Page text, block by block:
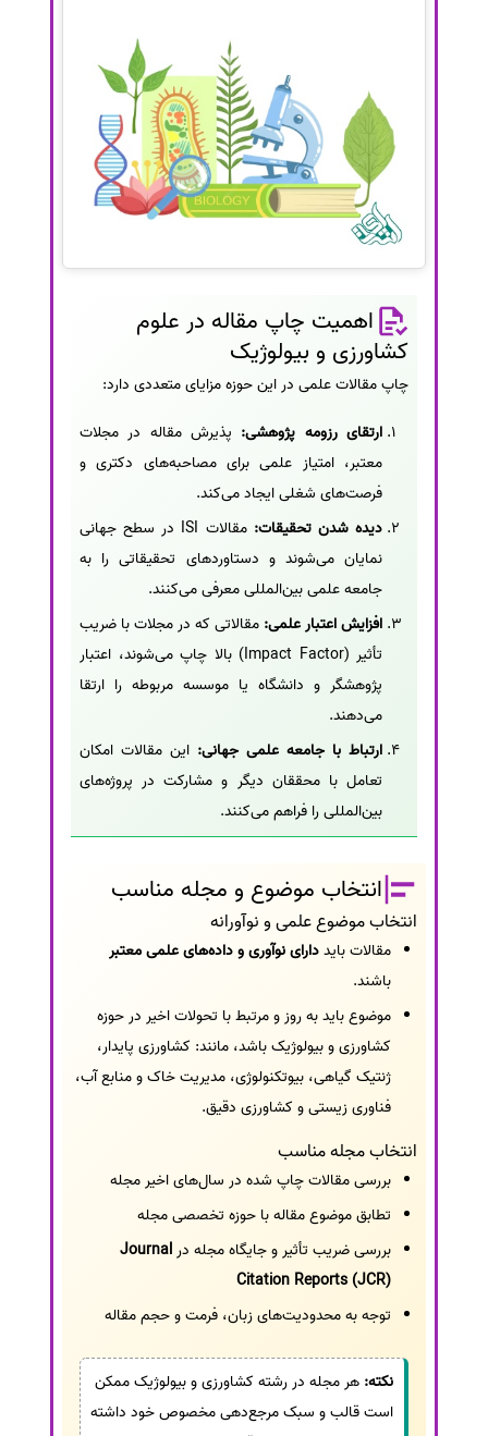
اهمیت چاپ مقاله در علوم
کشاورزی و بیولوژیک
چاپ مقالات علمی در این حوزه مزایای متعددی دارد:
ارتقای رزومه پژوهشی: پذیرش مقاله در مجلات
معتبر، امتیاز علمی برای مصاحبه‌های دکتری و
فرصت‌های شغلی ایجاد می‌کند.
دیده شدن تحقیقات:
مقالات ISI در سطح جهانی
نمایان می‌شوند و دستاوردهای تحقیقاتی را به
جامعه علمی بین‌المللی معرفی می‌کنند.
افزایش اعتبار علمی: مقالاتی که در مجلات با ضریب
تأثیر (Impact Factor) بالا چاپ می‌شوند، اعتبار
پژوهشگر و دانشگاه یا موسسه مربوطه را ارتقا
می‌دهند.
ارتباط با جامعه علمی جهانی: این مقالات امکان
تعامل با محققان دیگر و مشارکت در پروژه‌های
بین‌المللی را فراهم می‌کنند.
انتخاب موضوع و مجله مناسب
انتخاب موضوع علمی و نوآورانه
مقالات بایددارای نوآوری و داده‌های علمی معتبر
باشند.
موضوع باید به روز و مرتبط با تحولات اخیر در حوزه
کشاورزی و بیولوژیک باشد، مانند: کشاورزی پایدار،
ژنتیک گیاهی، بیوتکنولوژی، مدیریت خاک و منابع آب،
فناوری زیستی و کشاورزی دقیق.
انتخاب مجله مناسب
بررسی مقالات چاپ شده در سال‌های اخیر مجله
تطابق موضوع مقاله با حوزه تخصصی مجله
بررسی ضریب تأثیر و جایگاه مجله درJournal
Citation Reports (JCR)
توجه به محدودیت‌های زبان، فرمت و حجم مقاله
نکته: هر مجله در رشته کشاورزی و بیولوژیک ممکن
است قالب و سبک مرجع‌دهی مخصوص خود داشته